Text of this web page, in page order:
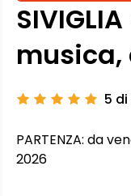
musica,
5 di
PARTENZA: da
2026